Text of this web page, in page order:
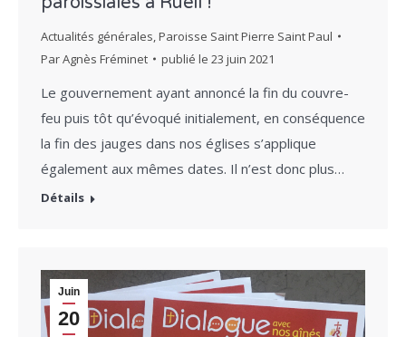
Actualités générales,Paroisse Saint Pierre Saint Paul
ParAgnès Fréminet publié le 23 juin 2021
Le gouvernement ayant annoncé la fin du couvre-
feu puis tôt qu’évoqué initialement, en conséquence
la fin des jauges dans nos églises s’applique
également aux mêmes dates. Il n’est donc plus…
Détails
Juin
20